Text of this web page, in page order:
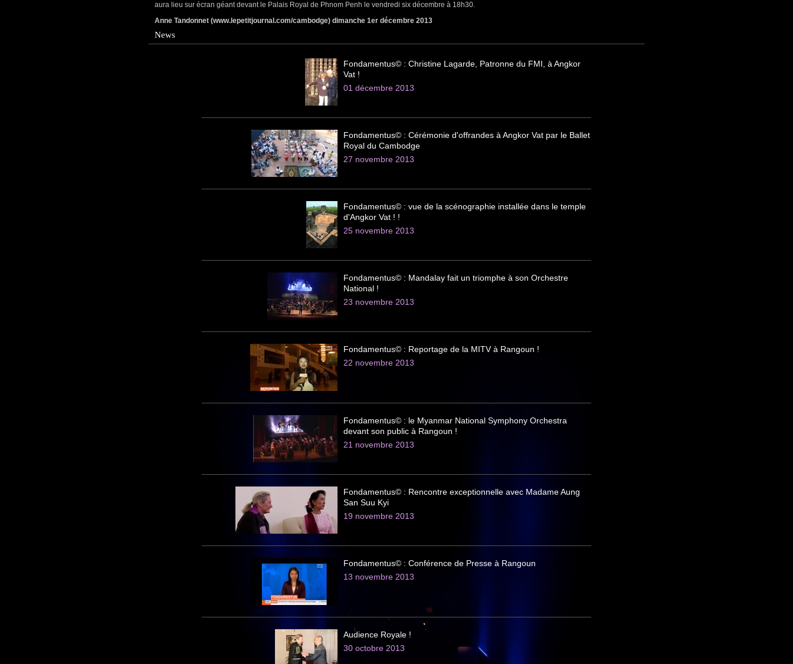
aura lieu sur écran géant devant le Palais Royal de Phnom Penh le vendredi six décembre à 18h30.
Anne Tandonnet (www.lepetitjournal.com/cambodge) dimanche 1er décembre 2013
News
Fondamentus© : Christine Lagarde, Patronne du FMI, à Angkor
Vat !
01 décembre 2013
Fondamentus© : Cérémonie d'offrandes à Angkor Vat par le Ballet
Royal du Cambodge
27 novembre 2013
Fondamentus© : vue de la scénographie installée dans le temple
d'Angkor Vat ! !
25 novembre 2013
Fondamentus© : Mandalay fait un triomphe à son Orchestre
National !
23 novembre 2013
Fondamentus© : Reportage de la MITV à Rangoun !
22 novembre 2013
Fondamentus© : le Myanmar National Symphony Orchestra
devant son public à Rangoun !
21 novembre 2013
Fondamentus© : Rencontre exceptionnelle avec Madame Aung
San Suu Kyi
19 novembre 2013
Fondamentus© : Conférence de Presse à Rangoun
13 novembre 2013
Audience Royale !
30 octobre 2013